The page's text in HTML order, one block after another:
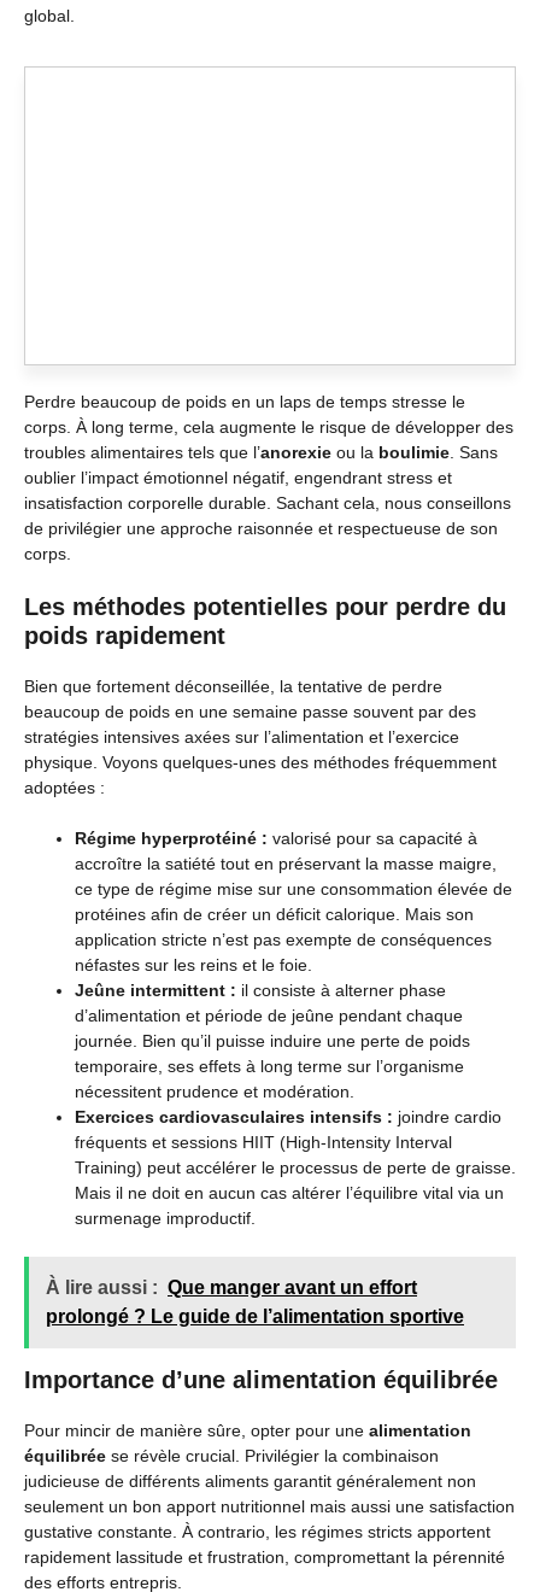
global.
Perdre beaucoup de poids en un laps de temps stresse le
corps. À long terme, cela augmente le risque de développer des
troubles alimentaires tels que l’anorexie ou la boulimie . Sans
oublier l’impact émotionnel négatif, engendrant stress et
insatisfaction corporelle durable. Sachant cela, nous conseillons
de privilégier une approche raisonnée et respectueuse de son
corps.
Les méthodes potentielles pour perdre du
poids rapidement
Bien que fortement déconseillée, la tentative de perdre
beaucoup de poids en une semaine passe souvent par des
stratégies intensives axées sur l’alimentation et l’exercice
physique. Voyons quelques-unes des méthodes fréquemment
adoptées :
Régime hyperprotéiné : valorisé pour sa capacité à
accroître la satiété tout en préservant la masse maigre,
ce type de régime mise sur une consommation élevée de
protéines afin de créer un déficit calorique. Mais son
application stricte n’est pas exempte de conséquences
néfastes sur les reins et le foie.
Jeûne intermittent : il consiste à alterner phase
d’alimentation et période de jeûne pendant chaque
journée. Bien qu’il puisse induire une perte de poids
temporaire, ses effets à long terme sur l’organisme
nécessitent prudence et modération.
Exercices cardiovasculaires intensifs : joindre cardio
fréquents et sessions HIIT (High-Intensity Interval
Training) peut accélérer le processus de perte de graisse.
Mais il ne doit en aucun cas altérer l’équilibre vital via un
surmenage improductif.
À lire aussi : Que manger avant un effort
prolongé ? Le guide de l’alimentation sportive
Importance d’une alimentation équilibrée
Pour mincir de manière sûre, opter pour une alimentation
équilibrée se révèle crucial. Privilégier la combinaison
judicieuse de différents aliments garantit généralement non
seulement un bon apport nutritionnel mais aussi une satisfaction
gustative constante. À contrario, les régimes stricts apportent
rapidement lassitude et frustration, compromettant la pérennité
des efforts entrepris.